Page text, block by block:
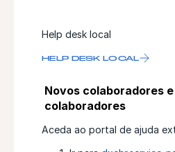
Help desk local
HELP DESK LOCAL
Novos colaboradores
colaboradores
Aceda ao portal de ajuda